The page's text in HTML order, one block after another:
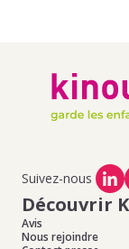
Suivez-nous
Découvrir
Avis
Nous rejoindre